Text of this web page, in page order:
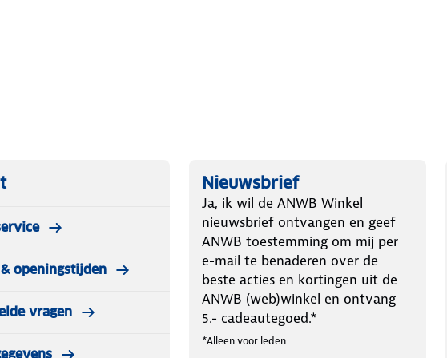
openingstijden
vragen
Nieuwsbrief
Ja, ik wil de ANWB Winkel
nieuwsbrief ontvangen en geef
ANWB toestemming om mij per
e-mail te benaderen over de
beste acties en kortingen uit de
ANWB (web)winkel en ontvang
5.- cadeautegoed.*
*Alleen voor leden